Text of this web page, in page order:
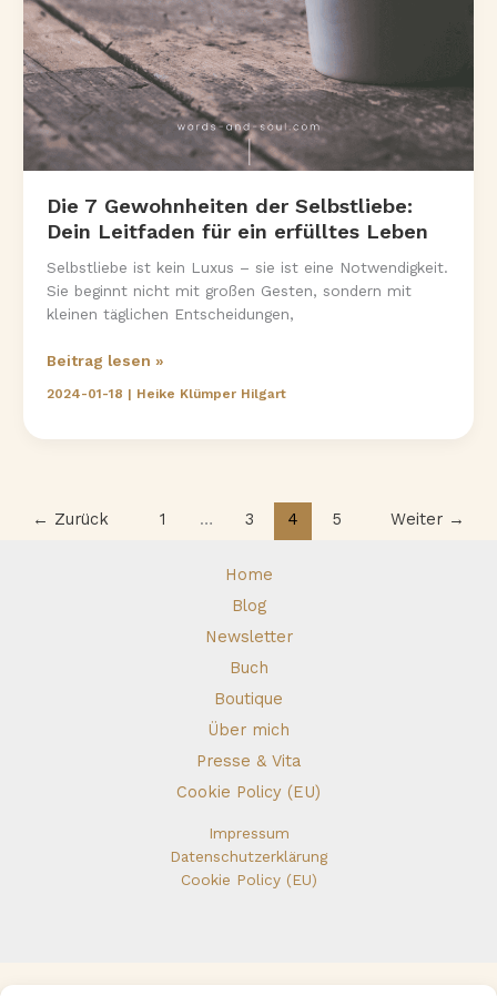
Die 7 Gewohnheiten der Selbstliebe:
Dein Leitfaden für ein erfülltes Leben
Selbstliebe ist kein Luxus – sie ist eine Notwendigkeit.
Sie beginnt nicht mit großen Gesten, sondern mit
kleinen täglichen Entscheidungen,
Die
Gewohnheiten
für
Beitrag lesen »
2024-01-18 | Heike Klümper Hilgart
← Zurück 1 … 3 4 5 Weiter →
Home
Blog
Newsletter
Buch
Boutique
Über mich
Presse & Vita
Cookie Policy (EU)
Impressum
Datenschutzerklärung
Cookie Policy (EU)